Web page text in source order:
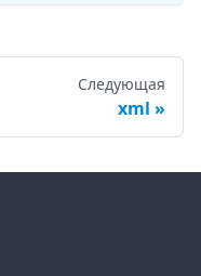
Следующая
xml